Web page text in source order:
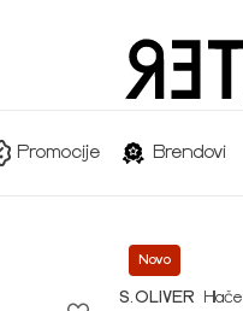
Promocije Brendovi
Novo
S.OLIVER
Hlače